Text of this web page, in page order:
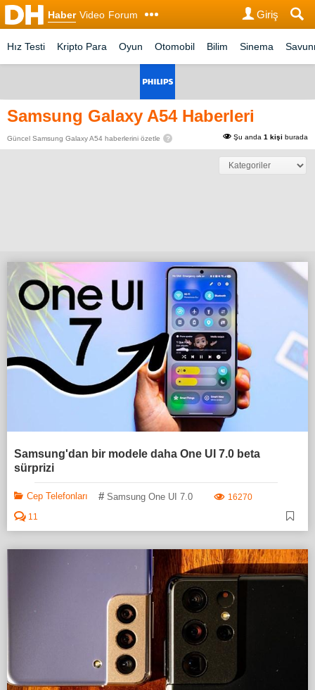
Haber Video Forum Giriş
Hız Testi Kripto Para Oyun Otomobil Bilim Sinema
Samsung Galaxy A54 Haberleri
Güncel Samsung Galaxy A54 haberlerini özetle ? Şu anda 1 kişi burada
Samsung'dan bir modele daha One UI 7.0 beta
sürprizi
Cep Telefonları # Samsung One UI 7.0
16270
11